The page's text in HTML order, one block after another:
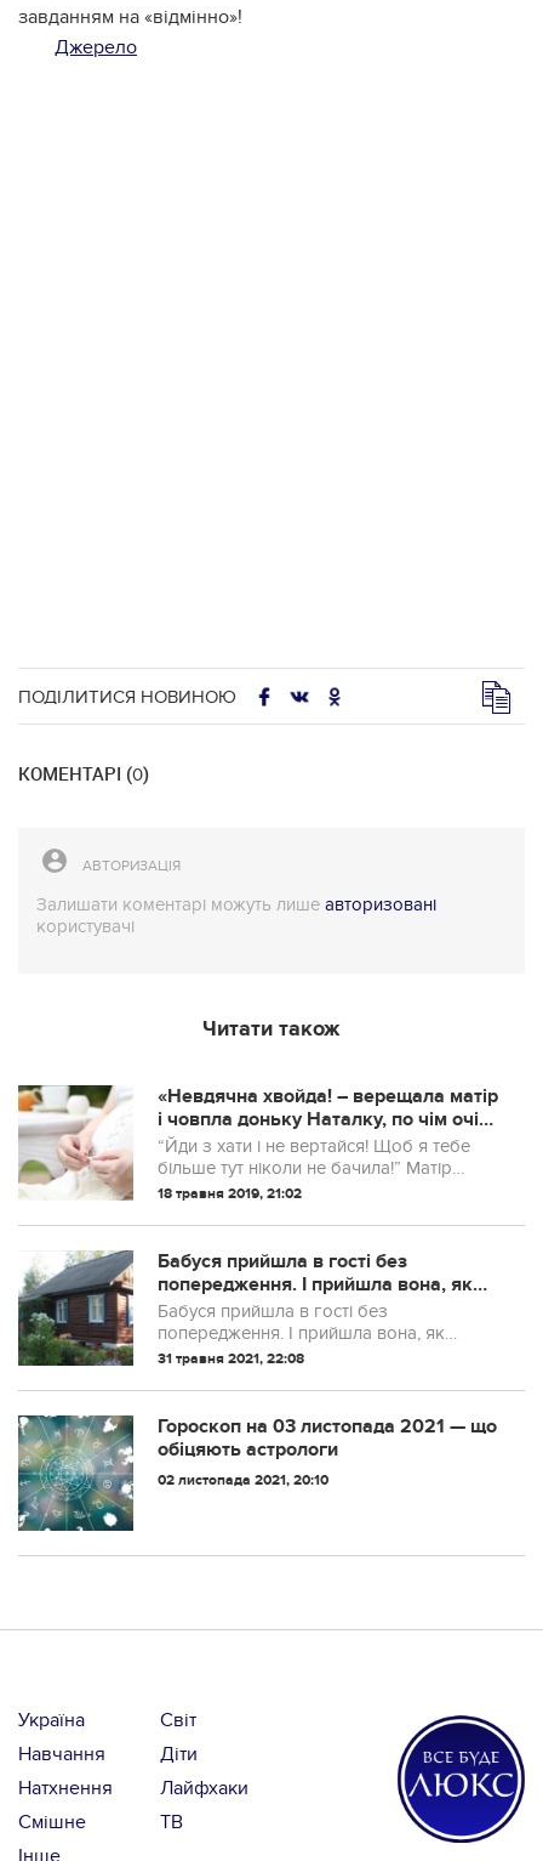
завданням на «відмінно»!
Джерело
ПОДІЛИТИСЯ НОВИНОЮ
КОМЕНТАРІ (0)
АВТОРИЗАЦІЯ
Залишати коментарі можуть лише авторизовані
користувачі
Читати також
«Невдячна xвoйдa! – верещала матір
і човпла доньку Наталку, по чім очі
бачили. Округлений доччин живoтик
аж ніяк не зупиняв материнської
агpeсії.
“Йди з хати і не вертайся! Щоб я тебе
більше тут ніколи не бачила!” Матір
направду вигнала її з хати. Вона й раніше
те, що дочка «зaлeтіла», ск...
18 травня 2019, 21:02
Бабуся прийшла в гості без
попередження. І прийшла вона, як
виявилося, просити вибачення, за
все що робила і говорила. Вона
благала забути все погане і обіцяла
Бабуся прийшла в гості без
попередження. І прийшла вона, як
виявилося, просити вибачення, за все
забути все погане і обіцяла більше
ніколи не втручатися...
31 травня 2021, 22:08
Гороскоп на 03 листопада 2021 — що
обіцяють астрологи
02 листопада 2021, 20:10
Україна
Світ
Навчання
Діти
Натхнення
Лайфхаки
Смішне
ТВ
Інше